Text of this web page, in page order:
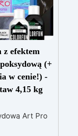
z efektem
(+
w cenie!) -
4,15 kg
Art Pro
czarny